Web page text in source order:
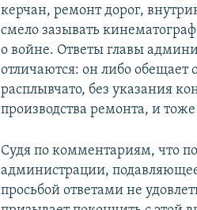
керчан, ремонт дорог,
смело зазывать
о войне. Ответы главы
отличаются: он либо обещает
расплывчато, без указания
производства ремонта, и тоже
Судя по комментариям, что
администрации,
просьбой ответами не